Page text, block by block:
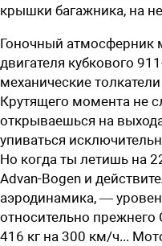
крышки багажника, на
Гоночный атмосферник
двигателя кубкового
механические
Крутящего момента не
открываешься на
упиваться
Но когда ты летишь на
Advan-Bogen и
аэродинамика, —
относительно прежнего
416 кг на 300 км/ч...